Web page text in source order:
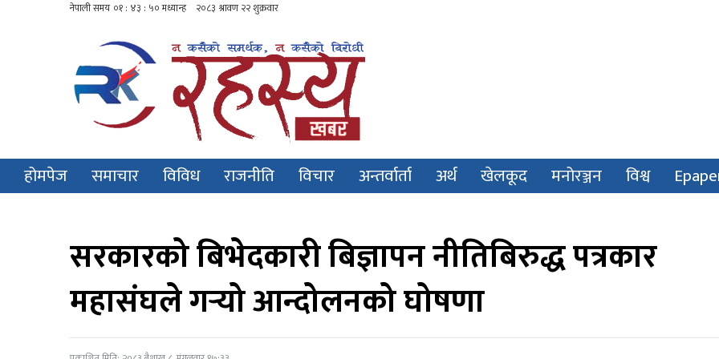
होमपेज समाचार विविध राजनीति विचार अन्तर्वार्ता अर्थ खेलकूद मनोरञ्जन विश्व
सरकारको बिभेदकारी बिज्ञापन नीतिबिरुद्ध पत्रकार
महासंघले गर्‍यो आन्दोलनको घोषणा